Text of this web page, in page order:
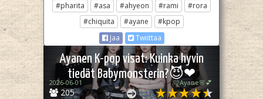
#pharita
#asa #ahyeon #rami
#rora
#chiquita
#ayane
#kpop
Jaa
Twiittaa
Ayanen K-pop visat: Kuinka hyvin
tiedät Babymonsterin?😈❤
205
2026-06-01 🩷Ayane🌸💕